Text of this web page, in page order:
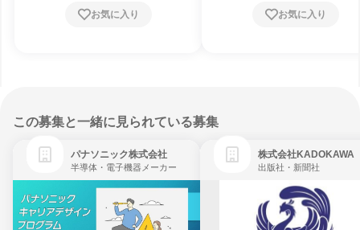
お気に入り お気に入り
この募集と一緒に見られている募集
パナソニック株式会社
半導体・電子機器メーカー
株式会社KADOKAWA
出版社・新聞社